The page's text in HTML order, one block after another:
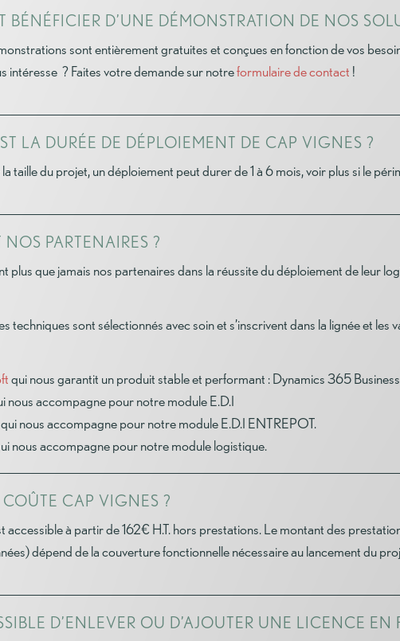
BÉNÉFICIER D’UNE DÉMONSTRATION DE NOS
sont entièrement gratuites et conçues en fonction de vos
intéresse ? Faites votre demande sur notreformulaire de contact !
LA DURÉE DE DÉPLOIEMENT DE CAP VIGNES ?
taille du projet, un déploiement peut durer de 1 à 6 mois, voir plus si le
PARTENAIRES ?
plus que jamais nos partenaires dans la réussite du déploiement de leur
techniques sont sélectionnés avec soin et s’inscrivent dans la lignée et les
qui nous garantit un produit stable et performant : Dynamics 365
nous accompagne pour notre module E.D.I
qui nous accompagne pour notre module E.D.I ENTREPOT.
nous accompagne pour notre module logistique.
CAP VIGNES ?
accessible à partir de 162€ H.T. hors prestations. Le montant des
dépend de la couverture fonctionnelle nécessaire au lancement du
D’ENLEVER OU D’AJOUTER UNE LICENCE